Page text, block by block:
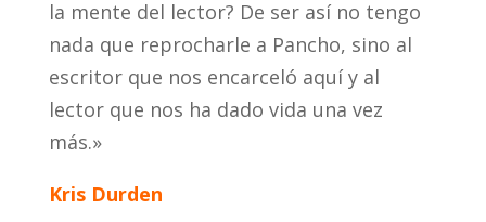
la mente del lector? De ser así no tengo
nada que reprocharle a Pancho, sino al
escritor que nos encarceló aquí y al
lector que nos ha dado vida una vez
más.»
Kris Durden